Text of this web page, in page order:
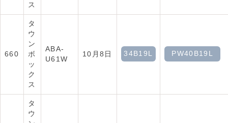
ス
660
タ
ウ
ン
ボ
ッ
ク
ス
ABA-
U61W
10月8日 34B19L PW40B19L
タ
ウ